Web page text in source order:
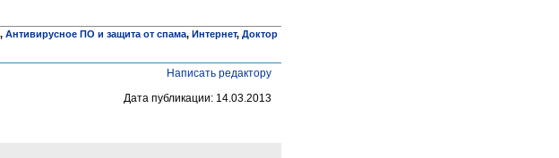
, Антивирусное ПО и защита от спама, Интернет, Доктор
Написать редактору
Дата публикации: 14.03.2013